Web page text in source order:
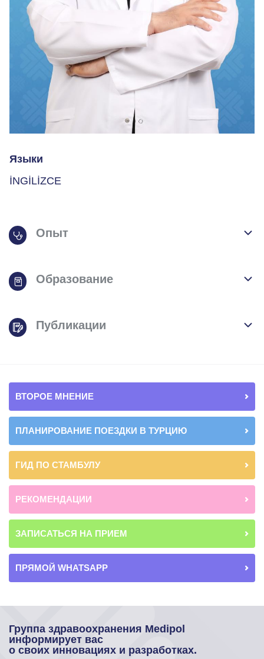
Языки
İNGİLİZCE
Опыт
Образование
Публикации
ВТОРОЕ МНЕНИЕ
ПЛАНИРОВАНИЕ ПОЕЗДКИ В ТУРЦИЮ
ГИД ПО СТАМБУЛУ
РЕКОМЕНДАЦИИ
ЗАПИСАТЬСЯ НА ПРИЕМ
ПРЯМОЙ WHATSAPP
Группа здравоохранения Medipol
информирует вас
о своих инновациях и разработках.